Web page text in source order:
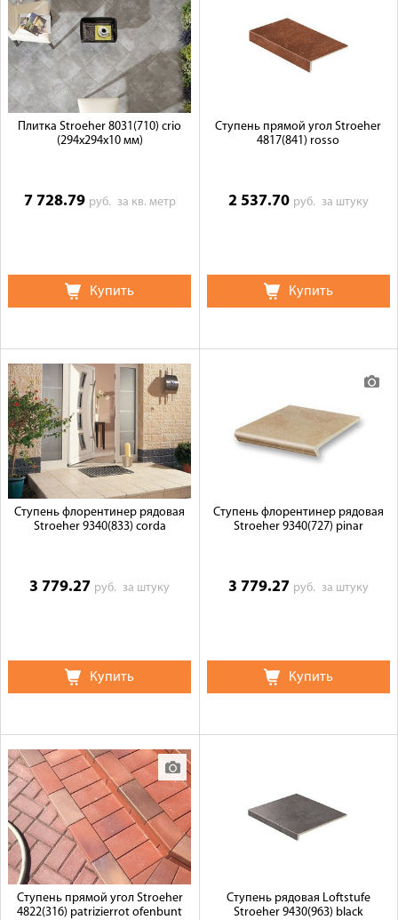
Плитка Stroeher 8031(710) crio
(294х294х10 мм)
7 728.79 руб. за кв. метр
Купить
Ступень прямой угол Stroeher
4817(841) rosso
2 537.70 руб. за штуку
Купить
Ступень флорентинер рядовая
Stroeher 9340(833) corda
3 779.27 руб.за штуку
Купить
Ступень флорентинер рядовая
Stroeher 9340(727) pinar
3 779.27 руб. за штуку
Купить
Ступень прямой угол Stroeher
4822(316) patrizierrot ofenbunt
Ступень рядовая Loftstufe
Stroeher 9430(963) black